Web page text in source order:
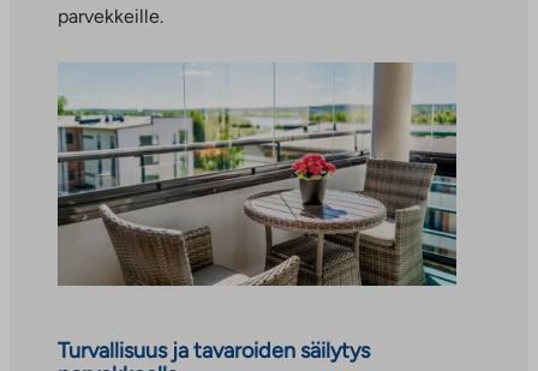
parvekkeille.
Turvallisuus ja tavaroiden säilytys